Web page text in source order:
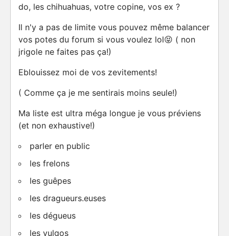
do, les chihuahuas, votre copine, vos ex ?
Il n'y a pas de limite vous pouvez même balancer
vos potes du forum si vous voulez lol😝 ( non
jrigole ne faites pas ça!)
Eblouissez moi de vos zevitements!
( Comme ça je me sentirais moins seule!)
Ma liste est ultra méga longue je vous préviens
(et non exhaustive!)
parler en public
les frelons
les guêpes
les dragueurs.euses
les dégueus
les vulgos